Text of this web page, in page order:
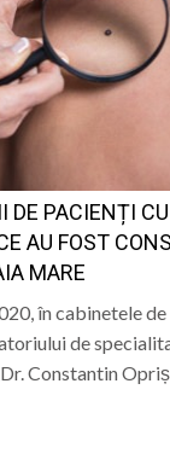
DE PACIENȚI CU
AU FOST
MARE
în cabinetele de
de
Constantin